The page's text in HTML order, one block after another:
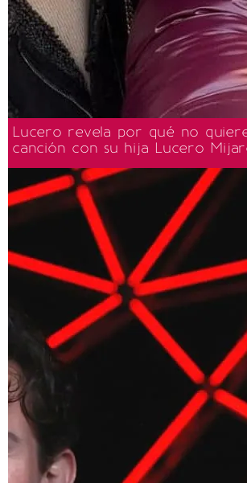
Lucero revela por qué no
canción con su hija Lucero